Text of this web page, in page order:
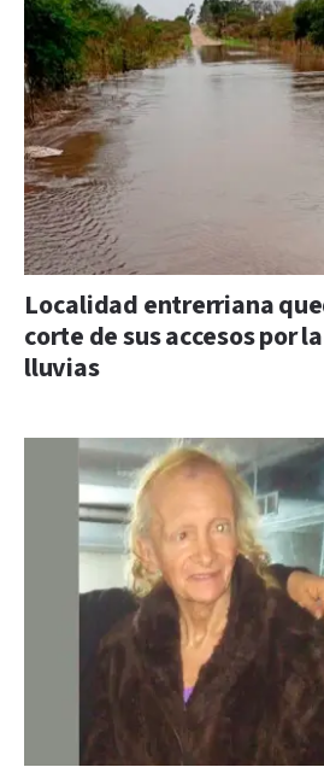
Localidad entrerriana
corte de sus accesos por
lluvias